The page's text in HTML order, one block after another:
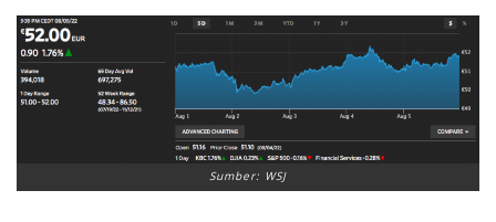
Sumber: WSJ